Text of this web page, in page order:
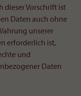
dieser Vorschrift ist
Daten auch ohne
unserer
erforderlich ist,
und
Daten